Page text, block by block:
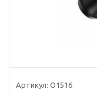
Артикул: О1516